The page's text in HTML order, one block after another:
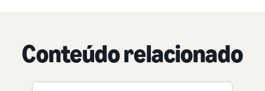
Conteúdo relacionado